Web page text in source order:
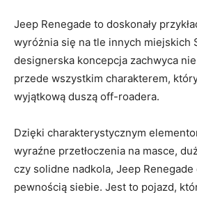
Jeep Renegade‌ to doskonały
wyróżnia się​ na tle innych ⁢miejskich⁣
designerska koncepcja zachwyca
przede ⁤wszystkim charakterem,
‌wyjątkową⁤ duszą off-roadera.
Dzięki charakterystycznym
wyraźne przetłoczenia na masce,
czy‍ solidne‌ nadkola, Jeep Renegade
pewnością siebie. Jest to‌ pojazd,